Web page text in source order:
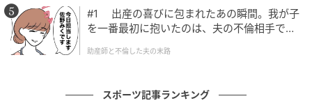
#1 出産の喜びに包まれたあの瞬間。我が子
を一番最初に抱いたのは、夫の不倫相手でし
助産師と不倫した夫の末路
スポーツ記事ランキング